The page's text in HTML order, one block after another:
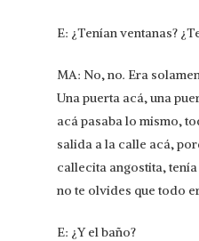
E: ¿Tenían ventanas?
MA: No, no. Era
Una puerta acá, una
acá pasaba lo mismo,
salida a la calle acá,
callecita angostita,
no te olvides que todo
E: ¿Y el baño?